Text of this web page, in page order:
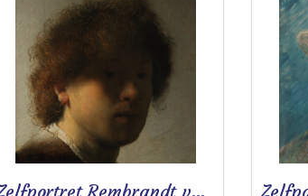
Zelfportret Rembrandt van Rijn- Tegeltje